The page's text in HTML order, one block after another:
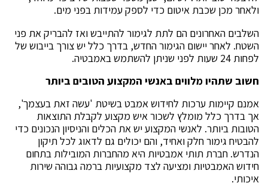
ולאחר מכן שכבת איטום כדי לספק עמידות בפני מים.
השלבים האחרונים הם לתת לגימור להתייבש ואז להבריק את פני
השטח. לאחר יישום הגימור החדש, בדרך כלל יש צורך בייבוש של
לפחות 24 שעות לפני שניתן להשתמש באמבטיה.
חשוב שתהיו מלווים באנשי המקצוע הטובים ביותר
אמנם קיימות ערכות לחידוש אמבט בשיטת 'עשה זאת בעצמך',
אך בדרך כלל מומלץ לשכור איש מקצוע לקבלת התוצאות
הטובות ביותר. לאנשי המקצוע יש את הכלים והניסיון הנכונים כדי
להבטיח גימור חלק ואחיד, והם יכולים גם לדאוג לכל תיקון
הנדרש. חברת תותי אמבטיות היא מהחברות המובילות בתחום
חידוש האמבטיות ומציעה לצד מקצועיות ברמה גבוהה שירות
איכותי.